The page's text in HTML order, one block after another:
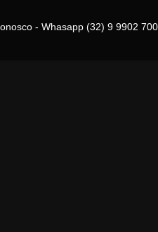
- Whasapp (32) 9 9902